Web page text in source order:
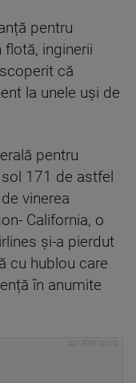
pentru
inginerii
că
la unele uși de
pentru
171 de astfel
vinerea
California, o
și-a pierdut
cu hublou care
în anumite